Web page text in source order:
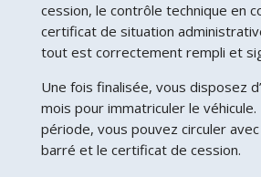
cession, le contrôle technique en
certificat de situation
tout est correctement rempli et
Une fois finalisée, vous disposez
mois pour immatriculer le
période, vous pouvez circuler avec
barré et le certificat de cession.